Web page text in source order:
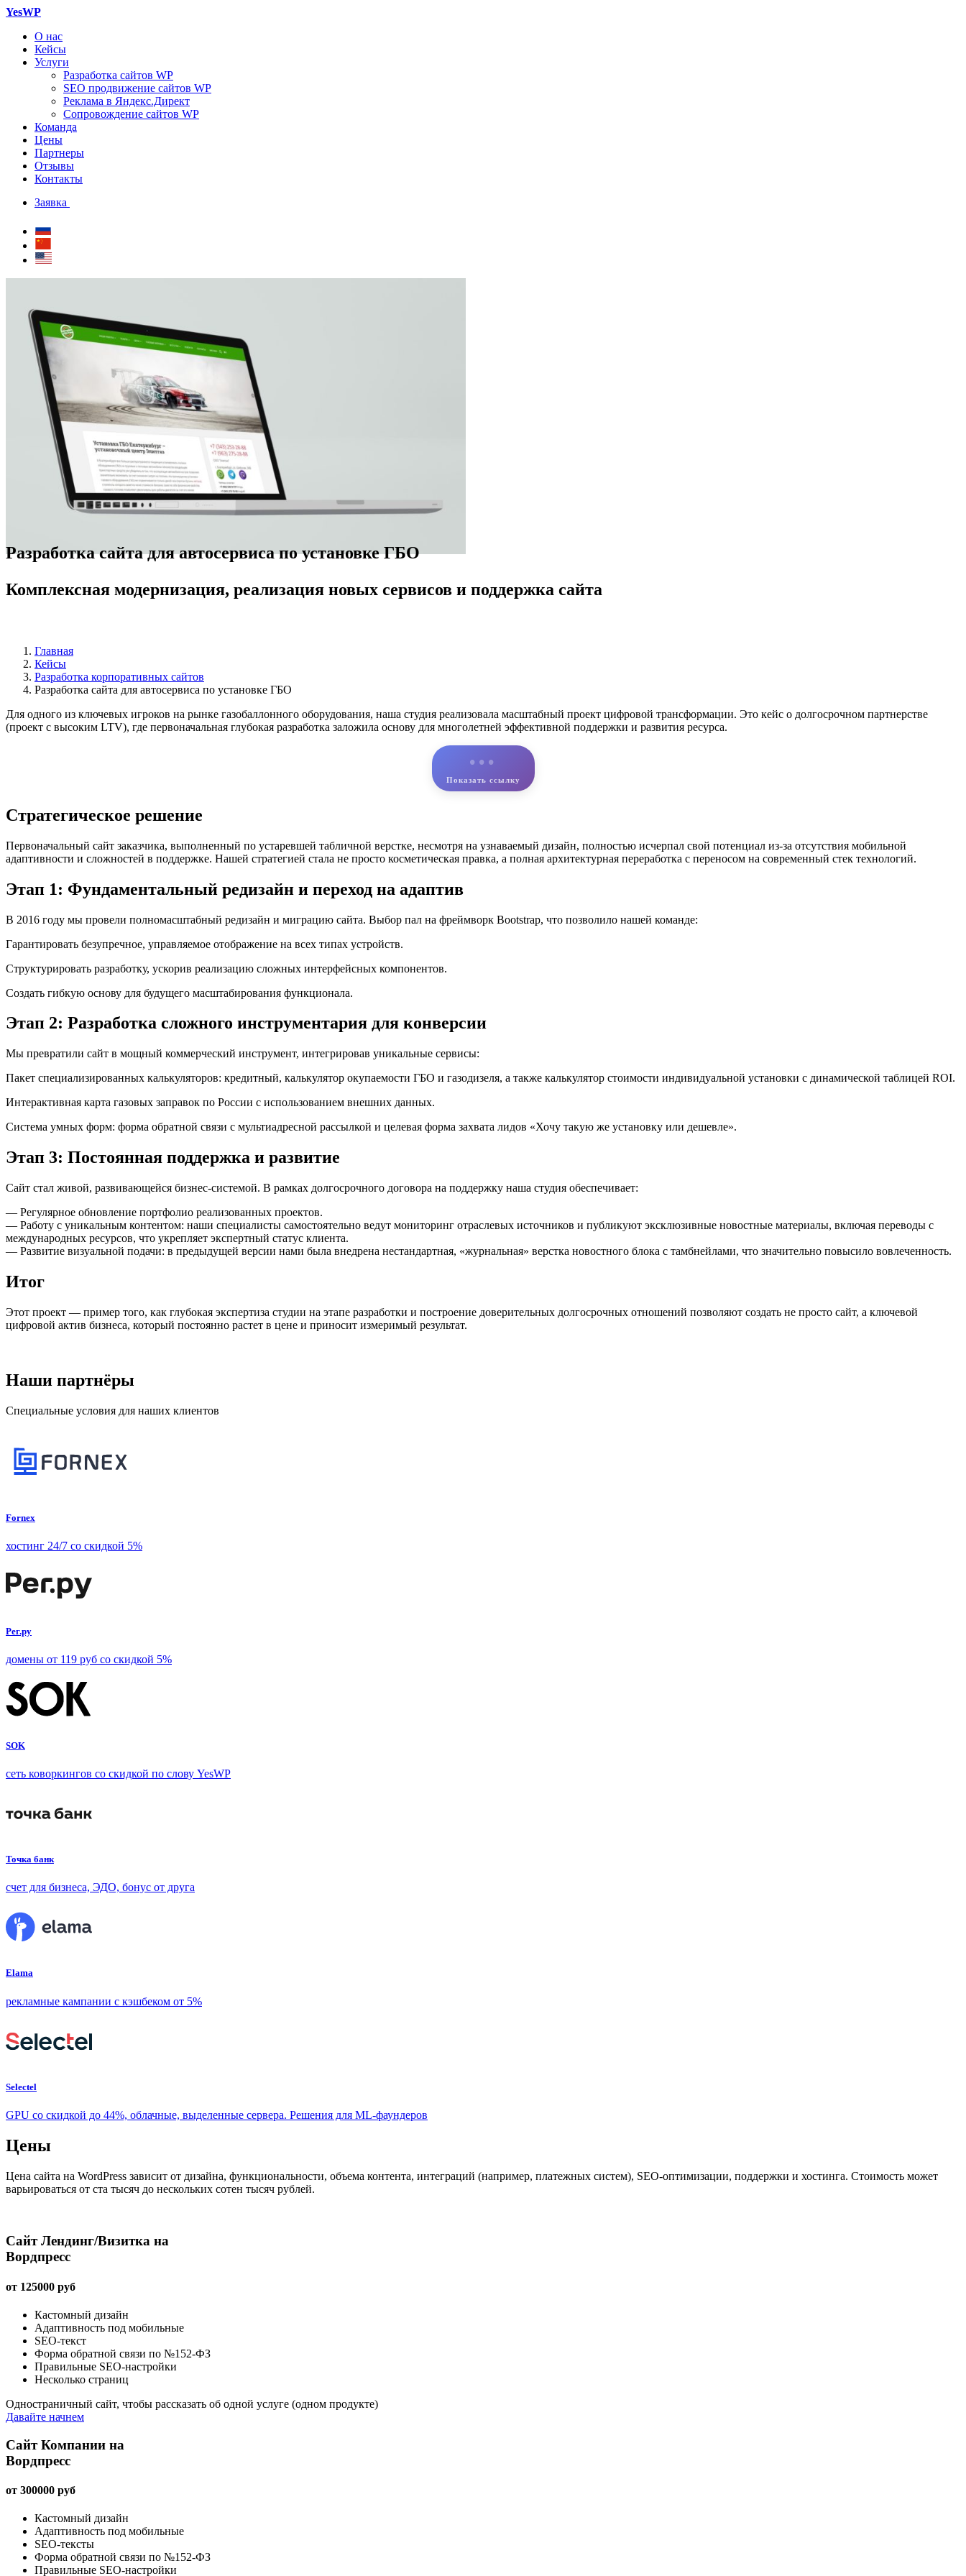
YesWP
О нас
Кейсы
Услуги
Разработка сайтов WP
SEO продвижение сайтов WP
Реклама в Яндекс.Директ
Сопровождение сайтов WP
Команда
Цены
Партнеры
Отзывы
Контакты
Заявка
Разработка сайта для автосервиса по установке ГБО
Комплексная модернизация, реализация новых сервисов и поддержка сайта
Главная
Кейсы
Разработка корпоративных сайтов
Разработка сайта для автосервиса по установке ГБО
Для одного из ключевых игроков на рынке газобаллонного оборудования, наша студия реализовала масштабный проект цифровой трансформации. Это кейс о долгосрочном партнерстве
(проект с высоким LTV), где первоначальная глубокая разработка заложила основу для многолетней эффективной поддержки и развития ресурса.
•••
Показать ссылку
Стратегическое решение
Первоначальный сайт заказчика, выполненный по устаревшей табличной верстке, несмотря на узнаваемый дизайн, полностью исчерпал свой потенциал из-за отсутствия мобильной
адаптивности и сложностей в поддержке. Нашей стратегией стала не просто косметическая правка, а полная архитектурная переработка с переносом на современный стек технологий.
Этап 1: Фундаментальный редизайн и переход на адаптив
В 2016 году мы провели полномасштабный редизайн и миграцию сайта. Выбор пал на фреймворк Bootstrap, что позволило нашей команде:
Гарантировать безупречное, управляемое отображение на всех типах устройств.
Структурировать разработку, ускорив реализацию сложных интерфейсных компонентов.
Создать гибкую основу для будущего масштабирования функционала.
Этап 2: Разработка сложного инструментария для конверсии
Мы превратили сайт в мощный коммерческий инструмент, интегрировав уникальные сервисы:
Пакет специализированных калькуляторов: кредитный, калькулятор окупаемости ГБО и газодизеля, а также калькулятор стоимости индивидуальной установки с динамической таблицей ROI.
Интерактивная карта газовых заправок по России с использованием внешних данных.
Система умных форм: форма обратной связи с мультиадресной рассылкой и целевая форма захвата лидов «Хочу такую же установку или дешевле».
Этап 3: Постоянная поддержка и развитие
Сайт стал живой, развивающейся бизнес-системой. В рамках долгосрочного договора на поддержку наша студия обеспечивает:
— Регулярное обновление портфолио реализованных проектов.
— Работу с уникальным контентом: наши специалисты самостоятельно ведут мониторинг отраслевых источников и публикуют эксклюзивные новостные материалы, включая переводы с
международных ресурсов, что укрепляет экспертный статус клиента.
— Развитие визуальной подачи: в предыдущей версии нами была внедрена нестандартная, «журнальная» верстка новостного блока с тамбнейлами, что значительно повысило вовлеченность.
Итог
Этот проект — пример того, как глубокая экспертиза студии на этапе разработки и построение доверительных долгосрочных отношений позволяют создать не просто сайт, а ключевой
цифровой актив бизнеса, который постоянно растет в цене и приносит измеримый результат.
Наши партнёры
Специальные условия для наших клиентов
Fornex
хостинг 24/7 со скидкой 5%
Рег.ру
домены от 119 руб со скидкой 5%
SOK
сеть коворкингов со скидкой по слову YesWP
Точка банк
счет для бизнеса, ЭДО, бонус от друга
Elama
рекламные кампании с кэшбеком от 5%
Selectel
GPU со скидкой до 44%, облачные, выделенные сервера. Решения для ML-фаундеров
Цены
Цена сайта на WordPress зависит от дизайна, функциональности, объема контента, интеграций (например, платежных систем), SEO-оптимизации, поддержки и хостинга. Стоимость может
варьироваться от ста тысяч до нескольких сотен тысяч рублей.
Сайт Лендинг/Визитка на
Вордпресс
от 125000 руб
Кастомный дизайн
Адаптивность под мобильные
SEO-текст
Форма обратной связи по №152-ФЗ
Правильные SEO-настройки
Несколько страниц
Одностраничный сайт, чтобы рассказать об одной услуге (одном продукте)
Давайте начнем
Сайт Компании на
Вордпресс
от 300000 руб
Кастомный дизайн
Адаптивность под мобильные
SEO-тексты
Форма обратной связи по №152-ФЗ
Правильные SEO-настройки